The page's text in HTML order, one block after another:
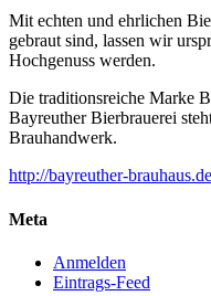
Mit echten und ehrlichen
gebraut sind, lassen wir
Hochgenuss werden.
Die traditionsreiche
Bayreuther Bierbrauerei
Brauhandwerk.
http://bayreuther-
Meta
Anmelden
Eintrags-Feed